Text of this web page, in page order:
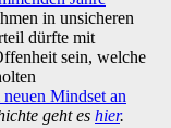
in unsicheren
dürfte mit
sein, welche
Mindset an
geht es hier.